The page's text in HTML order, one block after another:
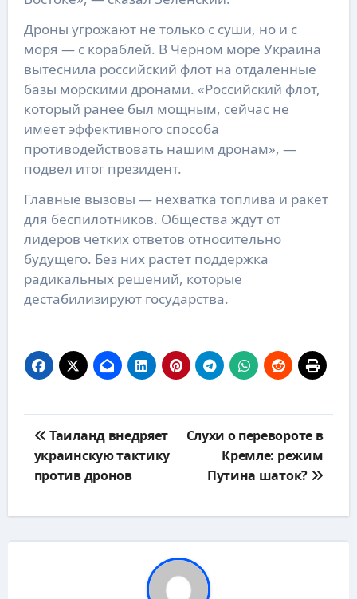
Дроны угрожают не только с суши, но и с
моря — с кораблей. В Черном море Украина
вытеснила российский флот на отдаленные
базы морскими дронами. «Российский флот,
который ранее был мощным, сейчас не
имеет эффективного способа
противодействовать нашим дронам», —
подвел итог президент.
Главные вызовы — нехватка топлива и ракет
для беспилотников. Общества ждут от
лидеров четких ответов относительно
будущего. Без них растет поддержка
радикальных решений, которые
дестабилизируют государства.
по
записям
Таиланд внедряет
украинскую тактику
против дронов
Слухи о перевороте в
Кремле: режим
Путина шаток?